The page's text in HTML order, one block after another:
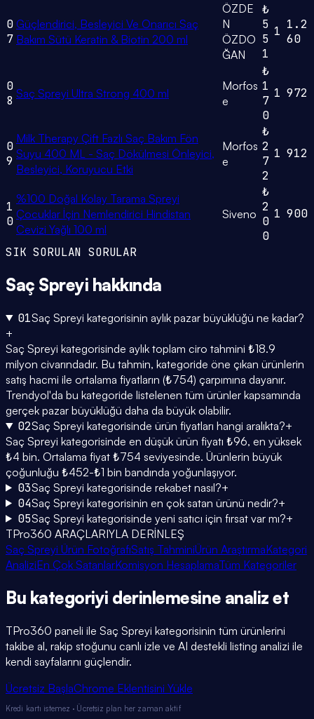
0
7
Güçlendirici, Besleyici Ve Onarıcı Saç
Bakım Sütü Keratin & Biotin 200 ml
ÖZDE
N
ÖZDO
ĞAN
₺
5
5
1
1 1.2
60
0
8 Saç Spreyi Ultra Strong 400 ml
Morfos
e
₺
1
7
0
1 972
0
9
Milk Therapy Çift Fazlı Saç Bakım Fön
Suyu 400 ML - Saç Dökülmesi Önleyici,
Besleyici, Koruyucu Etki
Morfos
e
₺
2
7
2
1 912
1
0
%100 Doğal Kolay Tarama Spreyi
Çocuklar İçin Nemlendirici Hindistan
Cevizi Yağlı 100 ml
Siveno
₺
2
0
0
1 900
SIK SORULAN SORULAR
Saç Spreyi hakkında
01Saç Spreyi kategorisinin aylık pazar büyüklüğü ne kadar?
+
Saç Spreyi kategorisinde aylık toplam ciro tahmini ₺18.9
milyon civarındadır. Bu tahmin, kategoride öne çıkan ürünlerin
satış hacmi ile ortalama fiyatların (₺754) çarpımına dayanır.
Trendyol'da bu kategoride listelenen tüm ürünler kapsamında
gerçek pazar büyüklüğü daha da büyük olabilir.
02Saç Spreyi kategorisinde ürün fiyatları hangi aralıkta?+
Saç Spreyi kategorisinde en düşük ürün fiyatı ₺96, en yüksek
₺4 bin. Ortalama fiyat ₺754 seviyesinde. Ürünlerin büyük
çoğunluğu ₺452-₺1 bin bandında yoğunlaşıyor.
03Saç Spreyi kategorisinde rekabet nasıl?+
04Saç Spreyi kategorisinin en çok satan ürünü nedir?+
05Saç Spreyi kategorisinde yeni satıcı için fırsat var mı?+
TPro360 ARAÇLARIYLA DERİNLEŞ
Saç Spreyi Ürün FotoğrafıSatış TahminiÜrün AraştırmaKategori
AnaliziEn Çok SatanlarKomisyon HesaplamaTüm Kategoriler
Bu kategoriyi derinlemesine analiz et
TPro360 paneli ile Saç Spreyi kategorisinin tüm ürünlerini
takibe al, rakip stoğunu canlı izle ve AI destekli listing analizi ile
kendi sayfalarını güçlendir.
Ücretsiz BaşlaChrome Eklentisini Yükle
Kredi kartı istemez · Ücretsiz plan her zaman aktif